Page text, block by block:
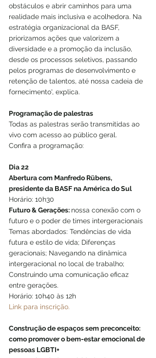
obstáculos e abrir caminhos para uma
realidade mais inclusiva e acolhedora. Na
estratégia organizacional da BASF,
priorizamos ações que valorizem a
diversidade e a promoção da inclusão,
desde os processos seletivos, passando
pelos programas de desenvolvimento e
retenção de talentos, até nossa cadeia de
fornecimento', explica.
Programação de palestras
Todas as palestras serão transmitidas ao
vivo com acesso ao público geral.
Confira a programação:
Dia 22
Abertura com Manfredo Rübens,
presidente da BASF na América do Sul
Horário: 10h30
Futuro & Gerações: nossa conexão com o
futuro e o poder de times intergeracionais
Temas abordados: Tendências de vida
futura e estilo de vida; Diferenças
geracionais; Navegando na dinâmica
intergeracional no local de trabalho;
Construindo uma comunicação eficaz
entre gerações.
Horário: 10h40 às 12h
Link para inscrição.
Construção de espaços sem preconceito:
como promover o bem-estar emocional de
pessoas LGBTI+